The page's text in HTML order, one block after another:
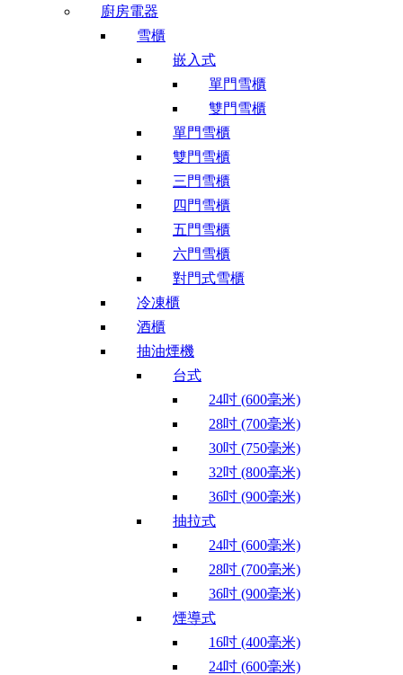
廚房電器
雪櫃
嵌入式
單門雪櫃
雙門雪櫃
單門雪櫃
雙門雪櫃
三門雪櫃
四門雪櫃
五門雪櫃
六門雪櫃
對門式雪櫃
冷凍櫃
酒櫃
抽油煙機
台式
24吋 (600毫米)
28吋 (700毫米)
30吋 (750毫米)
32吋 (800毫米)
36吋 (900毫米)
抽拉式
24吋 (600毫米)
28吋 (700毫米)
36吋 (900毫米)
煙導式
16吋 (400毫米)
24吋 (600毫米)